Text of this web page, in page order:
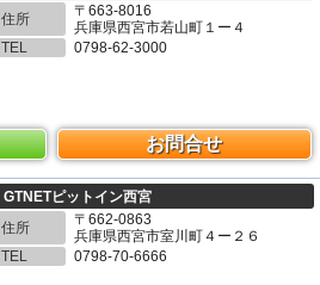
住所
〒663-8016
兵庫県西宮市若山町１ー４
TEL
0798-62-3000
お問合せ
GTNETピットイン西宮
住所
〒662-0863
兵庫県西宮市室川町４ー２６
TEL
0798-70-6666